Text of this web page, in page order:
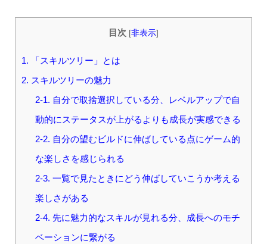
目次 [非表示]
1. 「スキルツリー」とは
2. スキルツリーの魅力
2-1. 自分で取捨選択している分、レベルアップで自
動的にステータスが上がるよりも成長が実感できる
2-2. 自分の望むビルドに伸ばしている点にゲーム的
な楽しさを感じられる
2-3. 一覧で見たときにどう伸ばしていこうか考える
楽しさがある
2-4. 先に魅力的なスキルが見れる分、成長へのモチ
ベーションに繋がる